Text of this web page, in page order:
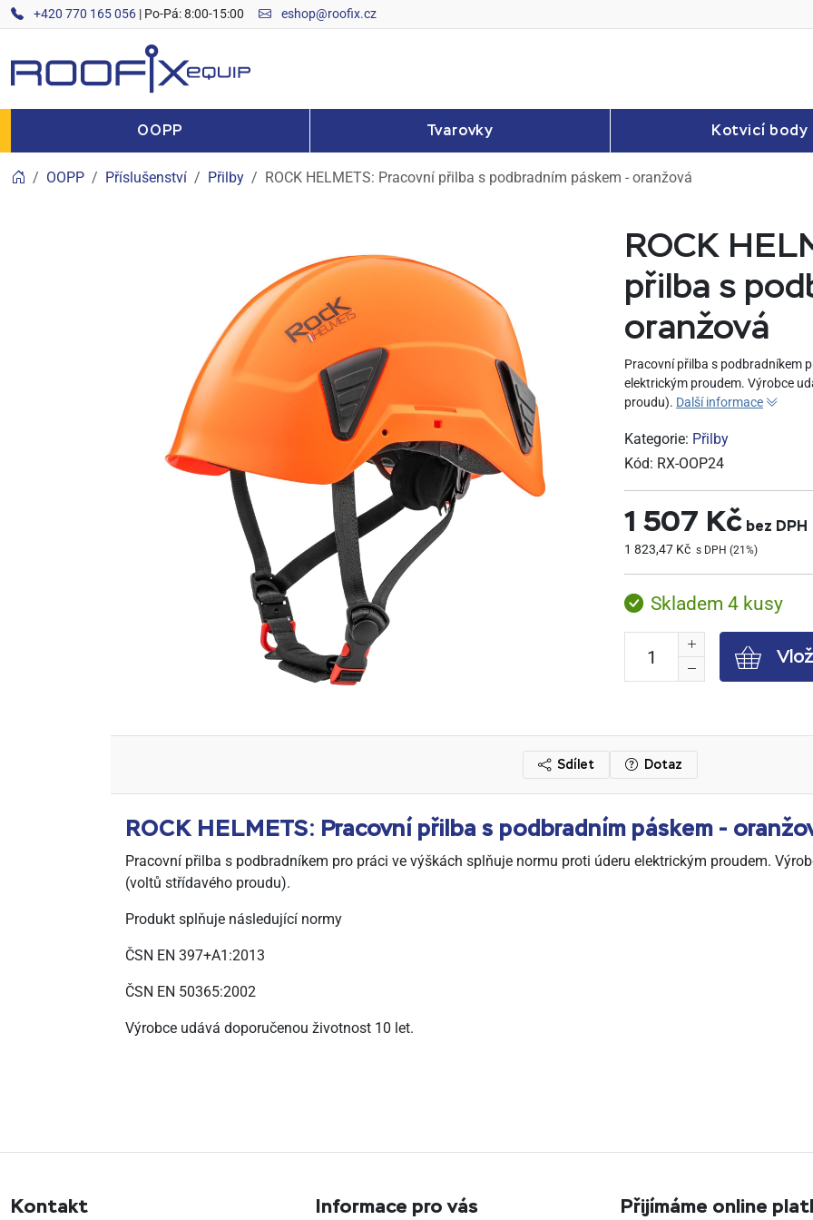
+420 770 165 056 | Po-Pá: 8:00-15:00 eshop@roofix.cz
OOPP Tvarovky Kotvicí body
OOPP Příslušenství Přilby ROCK HELMETS: Pracovní přilba s podbradním páskem - oranžová
ROCK
přilba s
oranžová
Pracovní přilba s podbradníkem
elektrickým proudem. Výrobce
proudu). Další informace
Kategorie: Přilby
Kód: RX-OOP24
1 507 Kč bez DPH
1 823,47 Kč s DPH (21%)
Skladem 4 kusy
Sdílet Dotaz
ROCK HELMETS: Pracovní přilba s podbradním páskem -
Pracovní přilba s podbradníkem pro práci ve výškách splňuje normu proti úderu elektrickým proudem.
(voltů střídavého proudu).
Produkt splňuje následující normy
ČSN EN 397+A1:2013
ČSN EN 50365:2002
Výrobce udává doporučenou životnost 10 let.
Kontakt Informace pro vás Přijímáme online